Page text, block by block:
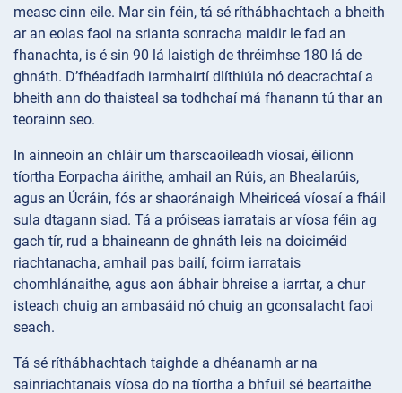
measc cinn eile. Mar sin féin, tá sé ríthábhachtach a bheith
ar an eolas faoi na srianta sonracha maidir le fad an
fhanachta, is é sin 90 lá laistigh de thréimhse 180 lá de
ghnáth. D’fhéadfadh iarmhairtí dlíthiúla nó deacrachtaí a
bheith ann do thaisteal sa todhchaí má fhanann tú thar an
teorainn seo.
In ainneoin an chláir um tharscaoileadh víosaí, éilíonn
tíortha Eorpacha áirithe, amhail an Rúis, an Bhealarúis,
agus an Úcráin, fós ar shaoránaigh Mheiriceá víosaí a fháil
sula dtagann siad. Tá a próiseas iarratais ar víosa féin ag
gach tír, rud a bhaineann de ghnáth leis na doiciméid
riachtanacha, amhail pas bailí, foirm iarratais
chomhlánaithe, agus aon ábhair bhreise a iarrtar, a chur
isteach chuig an ambasáid nó chuig an gconsalacht faoi
seach.
Tá sé ríthábhachtach taighde a dhéanamh ar na
sainriachtanais víosa do na tíortha a bhfuil sé beartaithe